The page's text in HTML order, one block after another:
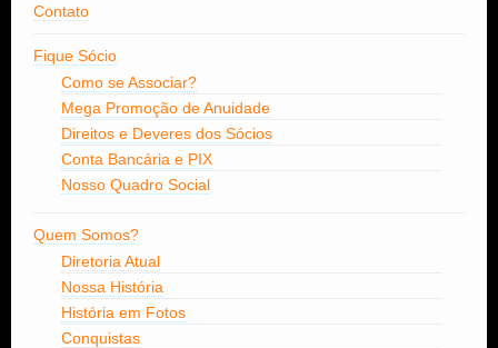
Contato
Fique Sócio
Como se Associar?
Mega Promoção de Anuidade
Direitos e Deveres dos Sócios
Conta Bancária e PIX
Nosso Quadro Social
Quem Somos?
Diretoria Atual
Nossa História
História em Fotos
Conquistas